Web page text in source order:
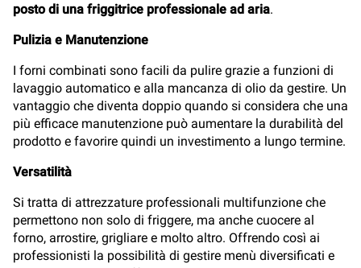
posto di una friggitrice professionale ad aria.
Pulizia e Manutenzione
I forni combinati sono facili da pulire grazie a funzioni di
lavaggio automatico e alla mancanza di olio da gestire. Un
vantaggio che diventa doppio quando si considera che una
più efficace manutenzione può aumentare la durabilità del
prodotto e favorire quindi un investimento a lungo termine.
Versatilità
Si tratta di attrezzature professionali multifunzione che
permettono non solo di friggere, ma anche cuocere al
forno, arrostire, grigliare e molto altro. Offrendo così ai
professionisti la possibilità di gestire menù diversificati e